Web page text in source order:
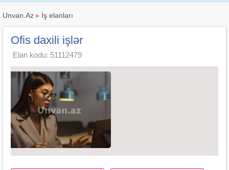
Unvan.Az ▸ İş elanları
Ofis daxili işlər
Elan kodu: 51112479